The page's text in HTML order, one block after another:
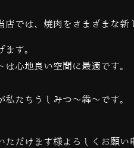
では、 焼肉をさまざまな新
す。
心地良い空間に最適です。
たちうしみつ～犇～です。
だけます様よろしくお願い